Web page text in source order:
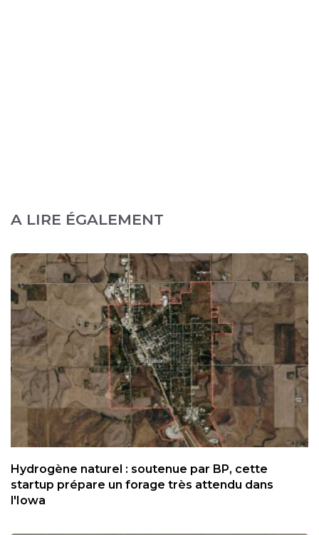
A LIRE ÉGALEMENT
Hydrogène naturel : soutenue par BP, cette
startup prépare un forage très attendu dans
l'Iowa